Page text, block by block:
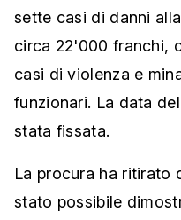
sette casi di danni
circa 22'000 franchi,
casi di violenza e
funzionari. La data
stata fissata.
La procura ha ritirato
stato possibile